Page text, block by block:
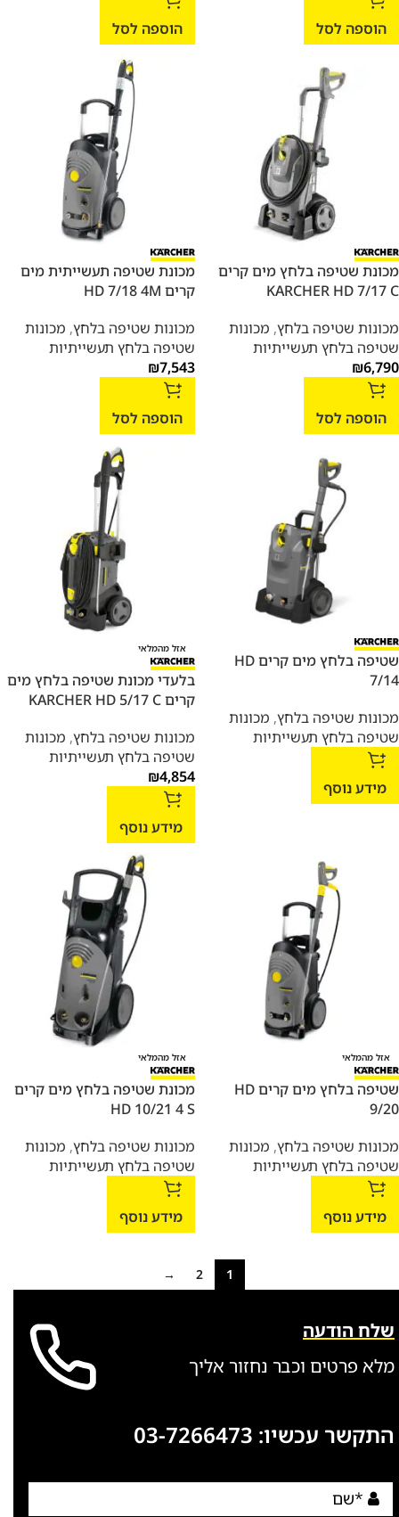
הוספה לסל הוספה לסל
מכונת שטיפה בלחץ מים קרים
KARCHER HD 7/17 C
מכונות שטיפה בלחץ, מכונות
שטיפה בלחץ תעשייתיות
₪6,790
הוספה לסל
מכונת שטיפה תעשייתית מים
קרים HD 7/18 4M
מכונות שטיפה בלחץ, מכונות
שטיפה בלחץ תעשייתיות
₪7,543
הוספה לסל
שטיפה בלחץ מים קרים HD
7/14
מכונות שטיפה בלחץ, מכונות
שטיפה בלחץ תעשייתיות
מידע נוסף
אזל מהמלאי
בלעדי מכונת שטיפה בלחץ מים
קרים KARCHER HD 5/17 C
מכונות שטיפה בלחץ, מכונות
שטיפה בלחץ תעשייתיות
₪4,854
מידע נוסף
אזל מהמלאי
שטיפה בלחץ מים קרים HD
9/20
מכונות שטיפה בלחץ, מכונות
שטיפה בלחץ תעשייתיות
מידע נוסף
אזל מהמלאי
מכונת שטיפה בלחץ מים קרים
HD 10/21 4 S
מכונות שטיפה בלחץ, מכונות
שטיפה בלחץ תעשייתיות
מידע נוסף
1
2
→
שלח הודעה
מלא פרטים וכבר נחזור אליך
התקשר עכשיו: 03-7266473